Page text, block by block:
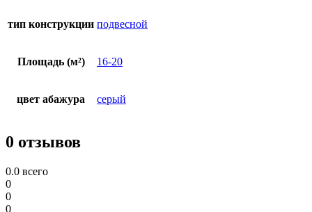
тип конструкции подвесной
Площадь (м²) 16-20
цвет абажура серый
0 отзывов
0.0 всего
0
0
0